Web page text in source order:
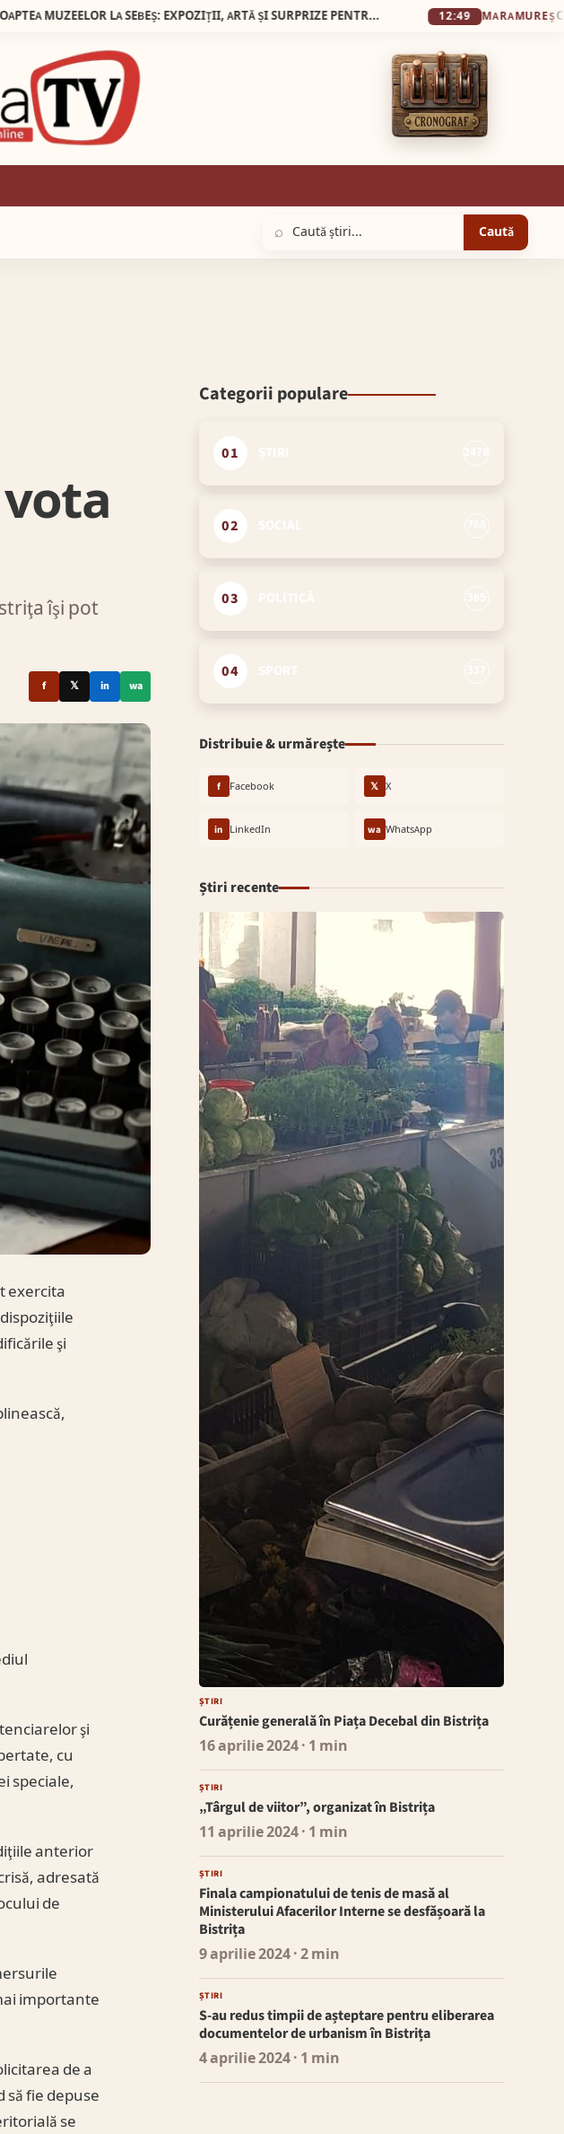
23 MAI 2026, NOAPTEA MUZEELOR LA SEBEȘ: EXPOZIȚII, ARTĂ ȘI SURPRIZE PENTRU VIZITATORI 12:49 MARAMUREȘCastel
⌕ Caută
îşi pot
f 𝕏 in wa
exercita
şi
şi
cu
speciale,
anterior
adresată
de
importante
de a
să fie depuse
se
Categorii populare
01
02
03
04
Distribuie & urmărește
f Facebook 𝕏 X
in LinkedIn wa WhatsApp
Știri recente
ȘTIRI
Curățenie generală în Piața Decebal din Bistrița
16 aprilie 2024· 1 min
ȘTIRI
„Târgul de viitor”, organizat în Bistrița
11 aprilie 2024· 1 min
ȘTIRI
Finala campionatului de tenis de masă al
Ministerului Afacerilor Interne se desfășoară la
Bistrița
9 aprilie 2024· 2 min
ȘTIRI
S-au redus timpii de așteptare pentru eliberarea
documentelor de urbanism în Bistrița
4 aprilie 2024· 1 min